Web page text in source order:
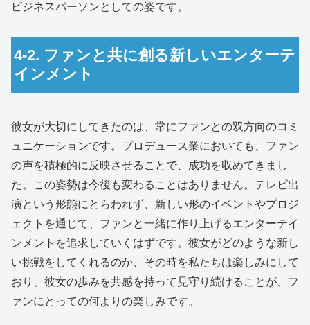
ビジネスパーソンとしての姿です。
4-2. ファンと共に創る新しいエンターテ
インメント
彼女が大切にしてきたのは、常にファンとの双方向のコミ
ュニケーションです。プロデュース業においても、ファン
の声を積極的に反映させることで、成功を収めてきまし
た。この姿勢は今後も変わることはありません。テレビ出
演という形態にとらわれず、新しい形のイベントやプロジ
ェクトを通じて、ファンと一緒に作り上げるエンターテイ
ンメントを追求していくはずです。彼女がどのような新し
い挑戦をしてくれるのか、その時を私たちは楽しみにして
おり、彼女の歩みを共感を持って見守り続けることが、フ
ァンにとっての何よりの楽しみです。